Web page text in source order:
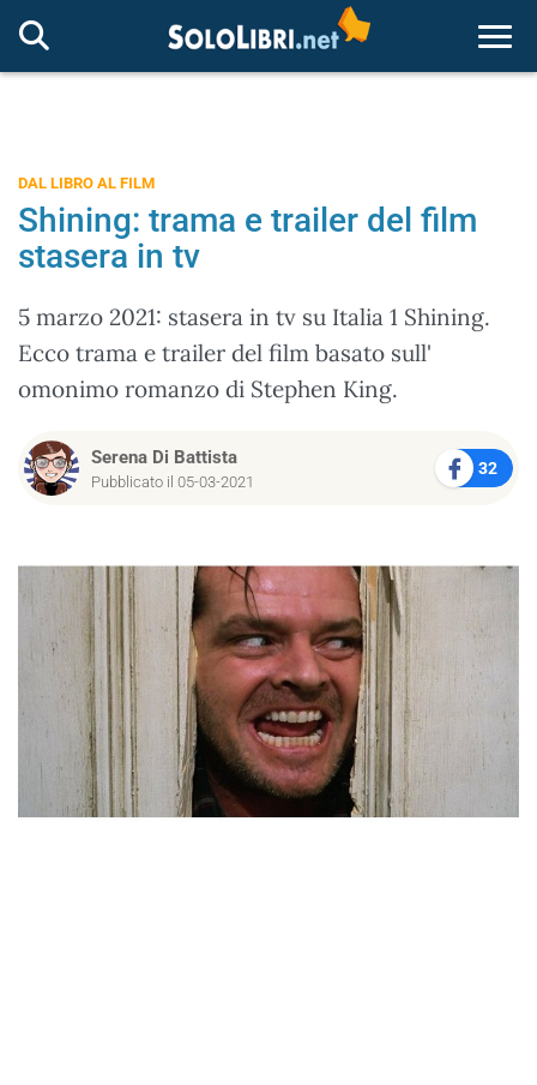
DAL LIBRO AL FILM
Shining: trama e trailer del film
stasera in tv
5 marzo 2021: stasera in tv su Italia 1 Shining.
Ecco trama e trailer del film basato sull'
omonimo romanzo di Stephen King.
Serena Di Battista
Pubblicato il 05-03-2021
32